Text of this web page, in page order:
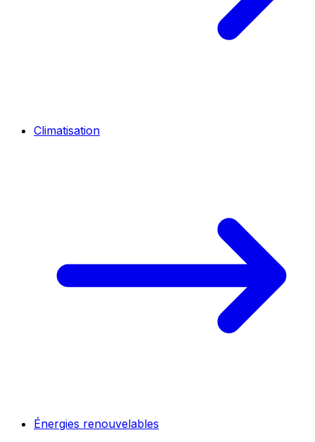
Climatisation
Énergies renouvelables